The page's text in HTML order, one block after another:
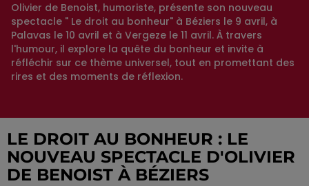
Olivier de Benoist, humoriste, présente son nouveau
spectacle " Le droit au bonheur" à Béziers le 9 avril, à
Palavas le 10 avril et à Vergeze le 11 avril. À travers
l'humour, il explore la quête du bonheur et invite à
réfléchir sur ce thème universel, tout en promettant des
rires et des moments de réflexion.
LE DROIT AU BONHEUR : LE
NOUVEAU SPECTACLE D'OLIVIER
DE BENOIST À BÉZIERS